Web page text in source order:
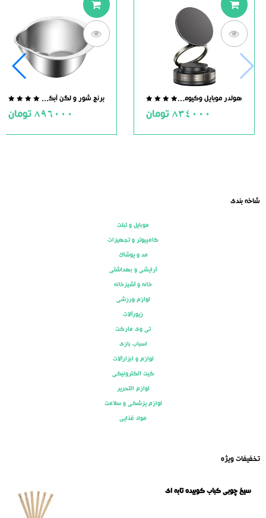
out
5
هولدر موبایل وکیومی مگنت دار
834000 تومان
5
برنج شور و لگن آبکش دار استیل
896000 تومان
شاخه بندی
موبایل و تبلت
کامپیوتر و تجهیزات
مد و پوشاک
آرایشی و بهداشتی
خانه و آشپزخانه
لوازم ورزشی
زیورآلات
تی وی مارکت
اسباب بازی
لوازم و ابزارآلات
کیت الکترونیکی
لوازم التحریر
لوازم پزشکی و سلامت
مواد غذایی
تخفیفات ویژه
سیخ چوبی کباب کوبیده تابه ای